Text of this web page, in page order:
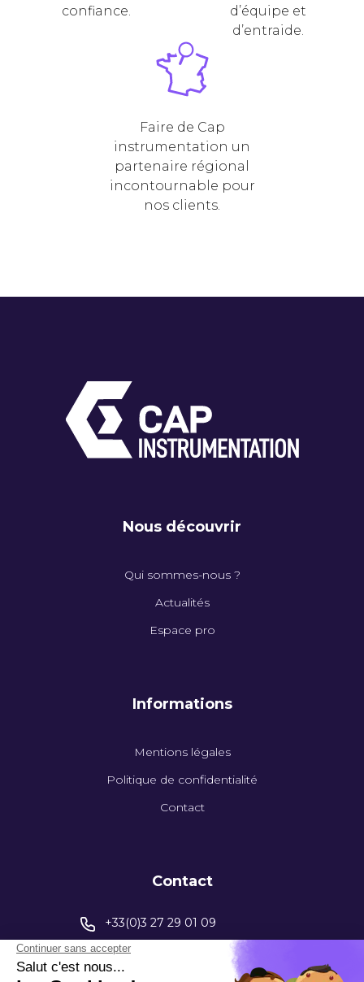
confiance.
d’équipe et
d’entraide.
Faire de Cap
instrumentation un
partenaire régional
incontournable pour
nos clients.
Nous découvrir
Qui sommes-nous ?
Actualités
Espace pro
Informations
Mentions légales
Politique de confidentialité
Contact
Contact
+33(0)3 27 29 01 09
contact@capinstrumentation.fr
395 Av. Henri Barbusse